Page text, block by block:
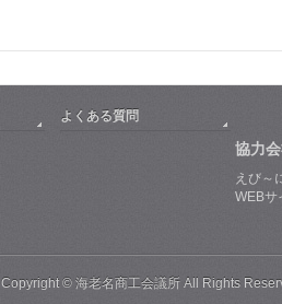
よくある質問
協力
えび～
WEBサ
Copyright © 海老名商工会議所 All Rights